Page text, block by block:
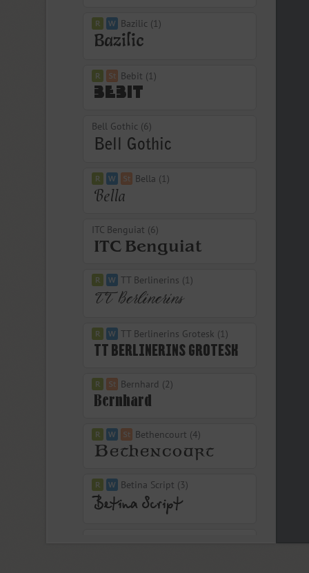
Bazilic (1)
Bebit (1)
Bell Gothic (6)
Bella (1)
ITC Benguiat (6)
TT Berlinerins (1)
TT Berlinerins Grotesk (1)
Bernhard (2)
Bethencourt (4)
Betina Script (3)